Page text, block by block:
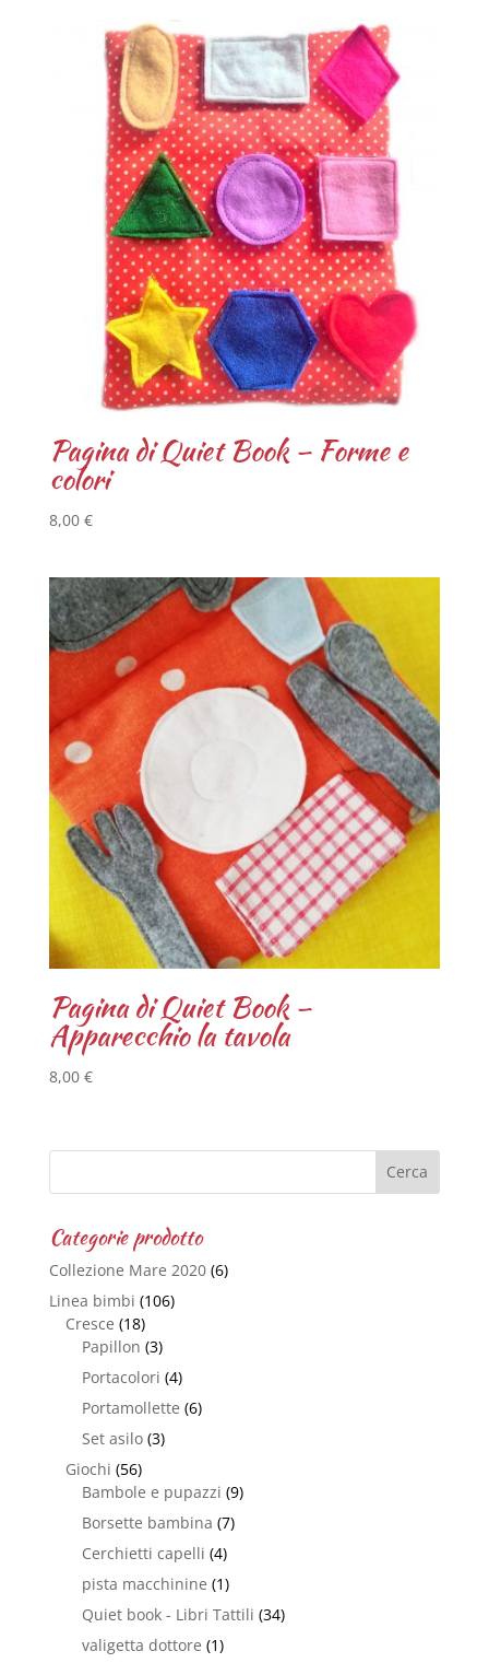
Pagina di Quiet Book – Forme e
colori
8,00 €
Pagina di Quiet Book –
Apparecchio la tavola
8,00 €
Categorie prodotto
Collezione Mare 2020 (6)
Linea bimbi (106)
Cresce (18)
Papillon (3)
Portacolori (4)
Portamollette (6)
Set asilo (3)
Giochi (56)
Bambole e pupazzi (9)
Borsette bambina (7)
Cerchietti capelli (4)
pista macchinine (1)
Quiet book - Libri Tattili (34)
valigetta dottore (1)